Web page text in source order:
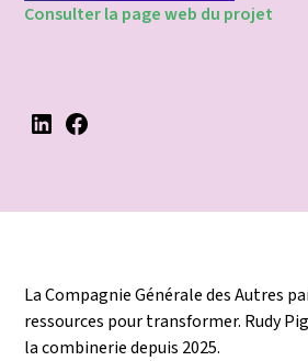
Consulter la page web du projet
La Compagnie Générale des Autres
ressources pour transformer. Rudy
la combinerie depuis 2025.